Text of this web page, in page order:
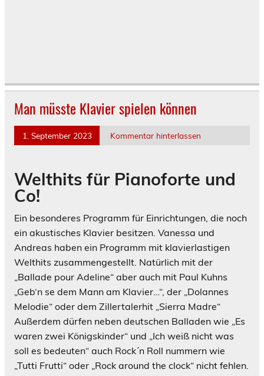
Man müsste Klavier spielen können
1. September 2023 Kommentar hinterlassen
Welthits für Pianoforte und
Co!
Ein besonderes Programm für Einrichtungen, die noch
ein akustisches Klavier besitzen. Vanessa und
Andreas haben ein Programm mit klavierlastigen
Welthits zusammengestellt. Natürlich mit der
„Ballade pour Adeline“ aber auch mit Paul Kuhns
„Geb‘n se dem Mann am Klavier…“, der „Dolannes
Melodie“ oder dem Zillertalerhit „Sierra Madre“
Außerdem dürfen neben deutschen Balladen wie „Es
waren zwei Königskinder“ und „Ich weiß nicht was
soll es bedeuten“ auch Rock´n Roll nummern wie
„Tutti Frutti“ oder „Rock around the clock“ nicht fehlen.